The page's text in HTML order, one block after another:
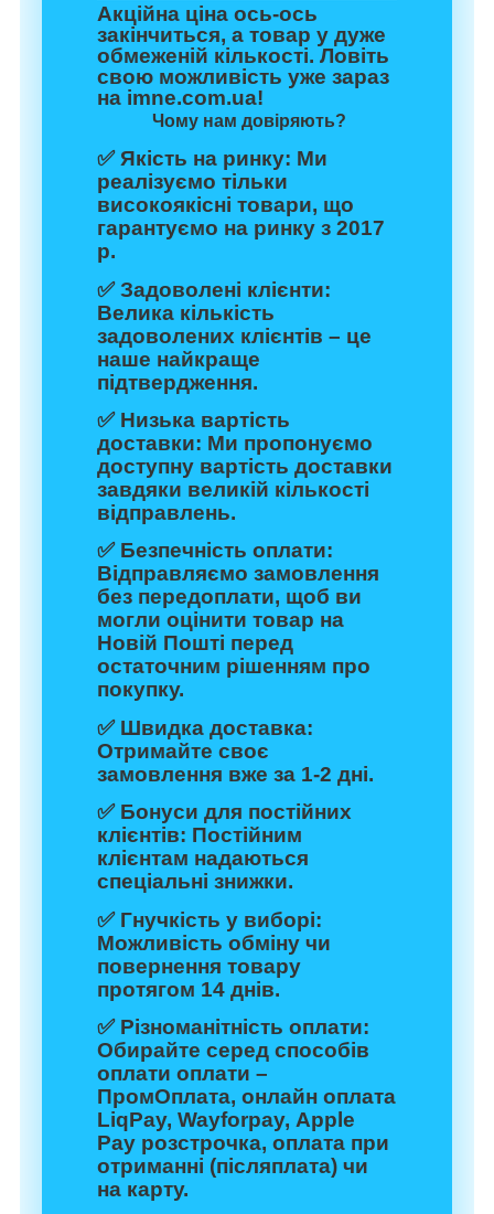
Акційна ціна ось-ось
закінчиться, а товар у дуже
обмеженій кількості. Ловіть
свою можливість уже зараз
на imne.com.ua!
Чому нам довіряють?
✅ Якість на ринку: Ми
реалізуємо тільки
високоякісні товари, що
гарантуємо на ринку з 2017
р.
✅Задоволені клієнти:
Велика кількість
задоволених клієнтів – це
наше найкраще
підтвердження.
✅ Низька вартість
доставки: Ми пропонуємо
доступну вартість доставки
завдяки великій кількості
відправлень.
✅ Безпечність оплати:
Відправляємо замовлення
без передоплати, щоб ви
могли оцінити товар на
Новій Пошті перед
остаточним рішенням про
покупку.
✅ Швидка доставка:
Отримайте своє
замовлення вже за 1-2 дні.
✅ Бонуси для постійних
клієнтів: Постійним
клієнтам надаються
спеціальні знижки.
✅ Гнучкість у виборі:
Можливість обміну чи
повернення товару
протягом 14 днів.
✅ Різноманітність оплати:
Обирайте серед способів
оплати оплати –
ПромОплата, онлайн оплата
LiqPay, Wayforpay, Apple
Pay розстрочка, оплата при
отриманні (післяплата) чи
на карту.